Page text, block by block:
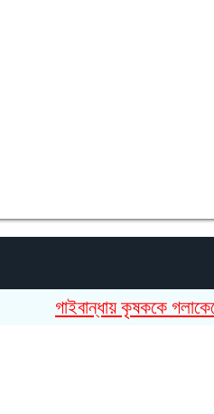
গাইবান্ধায় কৃষককে গলাকেটে হত্যা